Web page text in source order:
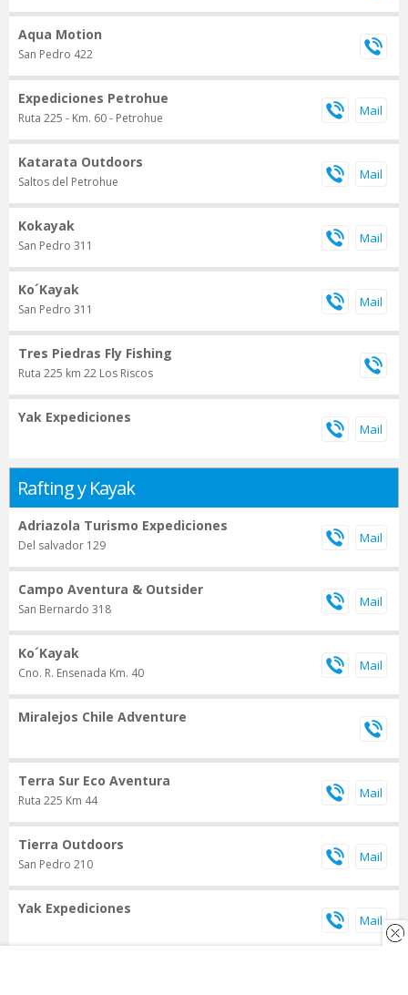
Aqua Motion
San Pedro 422
Expediciones Petrohue
Ruta 225 - Km. 60 - Petrohue
Katarata Outdoors
Saltos del Petrohue
Kokayak
San Pedro 311
Ko´Kayak
San Pedro 311
Tres Piedras Fly Fishing
Ruta 225 km 22 Los Riscos
Yak Expediciones
Rafting y Kayak
Adriazola Turismo Expediciones
Del salvador 129
Campo Aventura & Outsider
San Bernardo 318
Ko´Kayak
Cno. R. Ensenada Km. 40
Miralejos Chile Adventure
Terra Sur Eco Aventura
Ruta 225 Km 44
Tierra Outdoors
San Pedro 210
Yak Expediciones